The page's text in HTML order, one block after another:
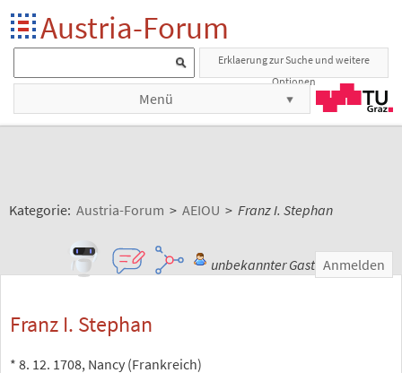
Austria-Forum
Erklaerung zur Suche und weitere
Optionen
Menü
Kategorie: Austria-Forum > AEIOU > Franz I. Stephan
unbekannter Gast Anmelden
Franz I. Stephan
* 8. 12. 1708, Nancy (Frankreich)